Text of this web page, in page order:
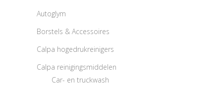
Autoglym
Borstels & Accessoires
Calpa hogedrukreinigers
Calpa reinigingsmiddelen
Car- en truckwash